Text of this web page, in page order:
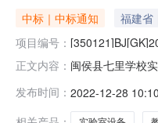
中标｜中标通知
福建省
项目编号：
正文内容： 闽侯县七里学校
思铭科技有限公
发布时间： 2022-12-28 10:10